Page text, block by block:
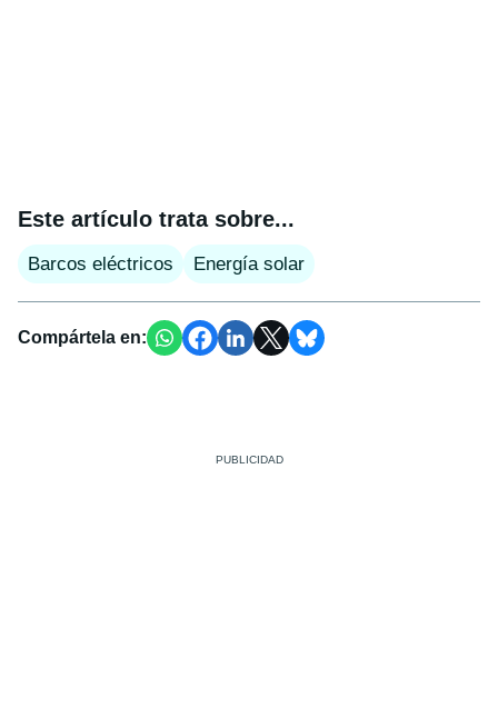
Este artículo trata sobre...
Barcos eléctricos Energía solar
Compártela en: